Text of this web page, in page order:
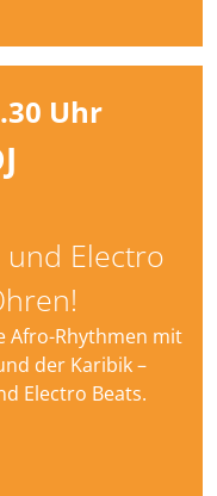
Uhr
und Electro
Afro-Rhythmen mit
der Karibik –
Electro Beats.